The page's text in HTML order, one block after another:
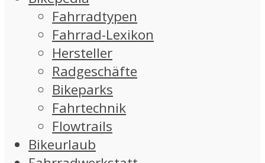
Fahrradtypen
Fahrrad-Lexikon
Hersteller
Radgeschäfte
Bikeparks
Fahrtechnik
Flowtrails
Bikeurlaub